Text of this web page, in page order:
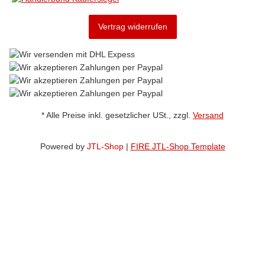
Vertrag widerrufen
* Alle Preise inkl. gesetzlicher USt., zzgl. Versand
Powered by JTL-Shop | FIRE JTL-Shop Template